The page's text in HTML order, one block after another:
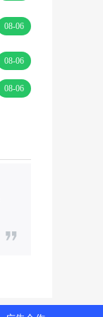
08-06
08-06
08-06